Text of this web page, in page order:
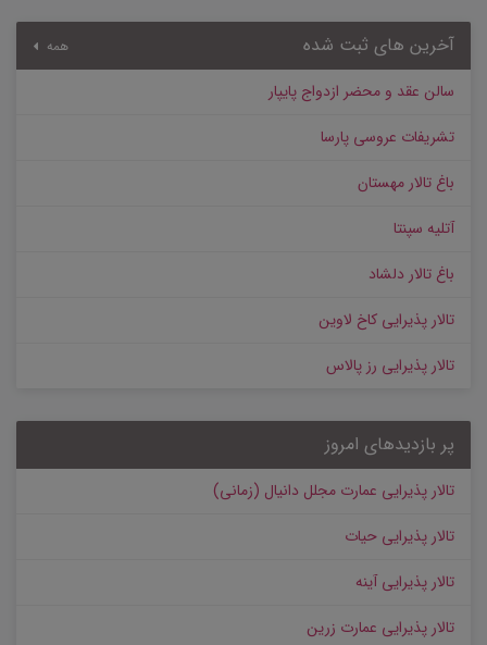
آخرین های ثبت شده همه
سالن عقد و محضر ازدواج پایپار
تشریفات عروسی پارسا
باغ تالار مهستان
آتلیه سپنتا
باغ تالار دلشاد
تالار پذیرایی کاخ لاوین
تالار پذیرایی رز پالاس
پر بازدیدهای امروز
تالار پذیرایی عمارت مجلل دانیال (زمانی)
تالار پذیرایی حیات
تالار پذیرایی آینه
تالار پذیرایی عمارت زرین